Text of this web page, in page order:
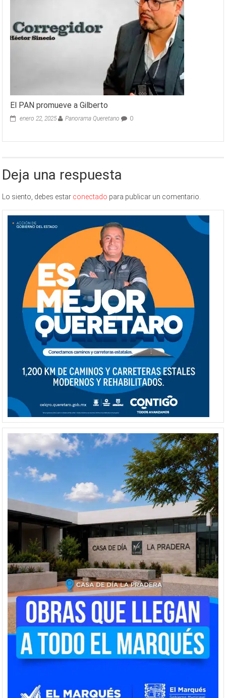
El PAN promueve a Gilberto
enero 22, 2025 Panorama Queretano 0
Deja una respuesta
Lo siento, debes estar conectado para publicar un comentario.